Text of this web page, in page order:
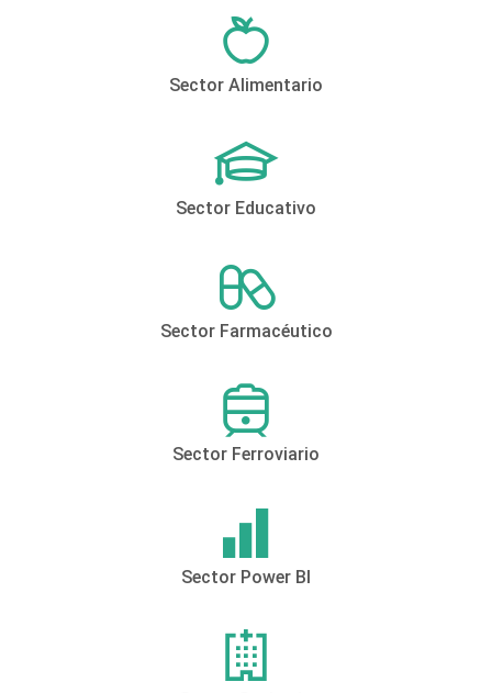
Sector Alimentario
Sector Educativo
Sector Farmacéutico
Sector Ferroviario
Sector Power BI